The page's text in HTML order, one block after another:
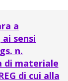
a
sensi
n.
di materiale
di cui alla